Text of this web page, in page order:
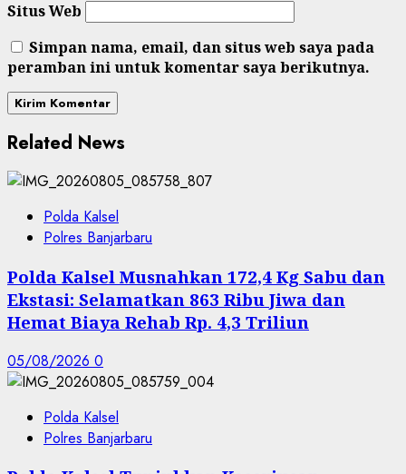
Situs Web
Simpan nama, email, dan situs web saya pada
peramban ini untuk komentar saya berikutnya.
Related News
Polda Kalsel
Polres Banjarbaru
Polda Kalsel Musnahkan 172,4 Kg Sabu dan
Ekstasi: Selamatkan 863 Ribu Jiwa dan
Hemat Biaya Rehab Rp. 4,3 Triliun
05/08/2026 0
Polda Kalsel
Polres Banjarbaru